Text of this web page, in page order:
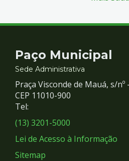
Contato
e
Redes
Sociais
Paço Municipal
Sede Administrativa
Praça Visconde de Mauá, s/nº
CEP 11010-900
Tel:
(13) 3201-5000
Lei de Acesso à Informação
Sitemap